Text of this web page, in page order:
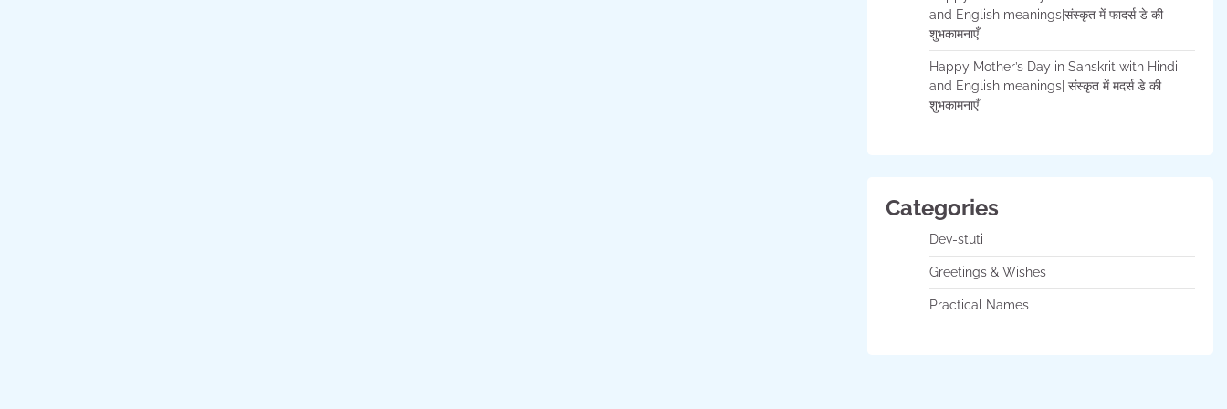
and English meanings|संस्कृत में फादर्स डे की
शुभकामनाएँ
Happy Mother’s Day in Sanskrit with Hindi
and English meanings| संस्कृत में मदर्स डे की
शुभकामनाएँ
Categories
Dev-stuti
Greetings & Wishes
Practical Names